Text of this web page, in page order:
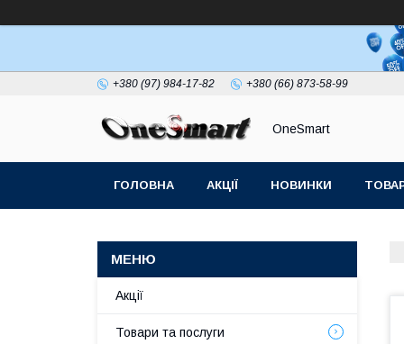
+380 (97) 984-17-82 +380 (66) 873-58-99
OneSmart
ГОЛОВНА АКЦІЇ НОВИНКИ
Акції
Товари та послуги